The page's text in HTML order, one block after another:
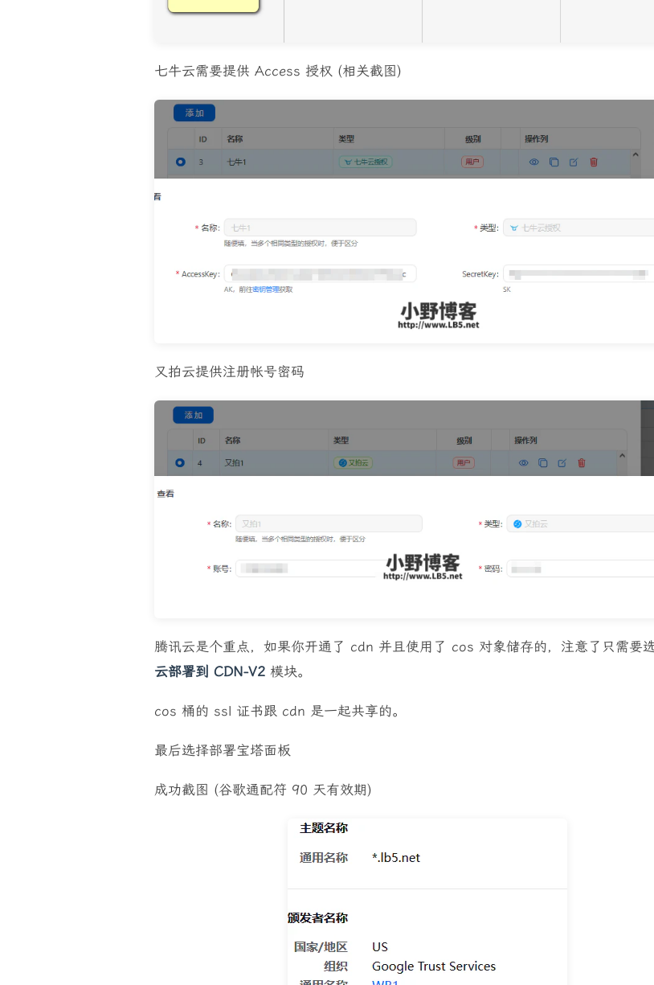
七牛云需要提供 Access 授权 (相关截图)
又拍云提供注册帐号密码
腾讯云是个重点，如果你开通了 cdn 并且使用了 cos 对象储存的，注意了只需要
云部署到 CDN-V2 模块。
cos 桶的 ssl 证书跟 cdn 是一起共享的。
最后选择部署宝塔面板
成功截图 (谷歌通配符 90 天有效期)